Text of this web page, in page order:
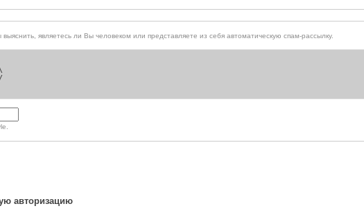
раз для обновления списков
Этот вопрос задается для того, чтобы выяснить, являетесь ли Вы человеком или представляете из себя автоматическую спам-рассылку.
авторизацию